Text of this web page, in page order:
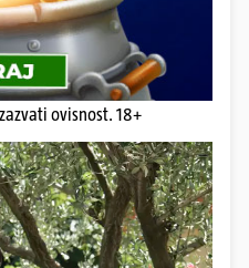
ovisnost. 18+